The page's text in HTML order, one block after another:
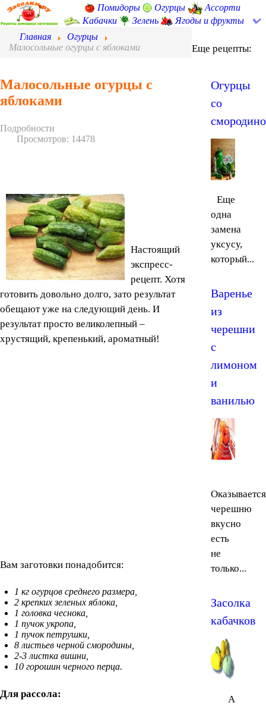
Помидоры Огурцы
Ассорти
Кабачки
Зелень
Ягоды и фрукты
Главная
Огурцы
Малосольные огурцы с яблоками
Малосольные огурцы с
яблоками
Подробности
Просмотров: 14478
Настоящий
экспресс-
рецепт. Хотя
готовить довольно долго, зато результат
обещают уже на следующий день. И
результат просто великолепный –
хрустящий, крепенький, ароматный!
Вам заготовки понадобится:
1 кг огурцов среднего размера,
2 крепких зеленых яблока,
1 головка чеснока,
1 пучок укропа,
1 пучок петрушки,
8 листьев черной смородины,
2-3 листка вишни,
10 горошин черного перца.
Для рассола:
Еще рецепты:
Огурцы
со
Еще
одна
замена
уксусу,
который...
Варенье
из
черешни
с
лимоном
и
ванилью
черешню
вкусно
есть
не
только...
Засолка
кабачков
А